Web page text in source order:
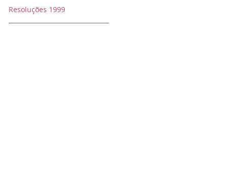
Resoluções 1999